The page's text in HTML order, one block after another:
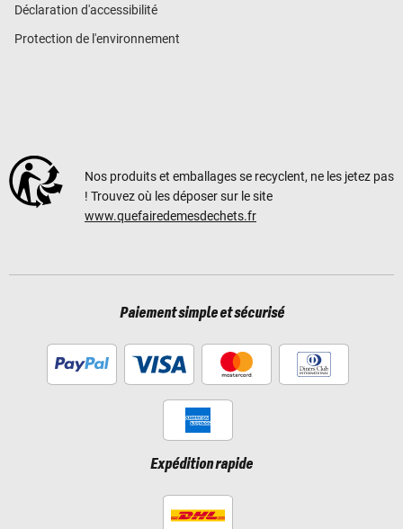
Déclaration d'accessibilité
Protection de l'environnement
Nos produits et emballages se recyclent, ne les jetez pas
! Trouvez où les déposer sur le site
www.quefairedemesdechets.fr
Paiement simple et sécurisé
Expédition rapide